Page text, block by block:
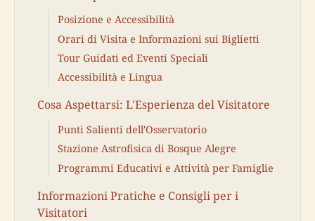
Posizione e Accessibilità
Orari di Visita e Informazioni sui Biglietti
Tour Guidati ed Eventi Speciali
Accessibilità e Lingua
Cosa Aspettarsi: L'Esperienza del Visitatore
Punti Salienti dell'Osservatorio
Stazione Astrofisica di Bosque Alegre
Programmi Educativi e Attività per Famiglie
Informazioni Pratiche e Consigli per i
Visitatori